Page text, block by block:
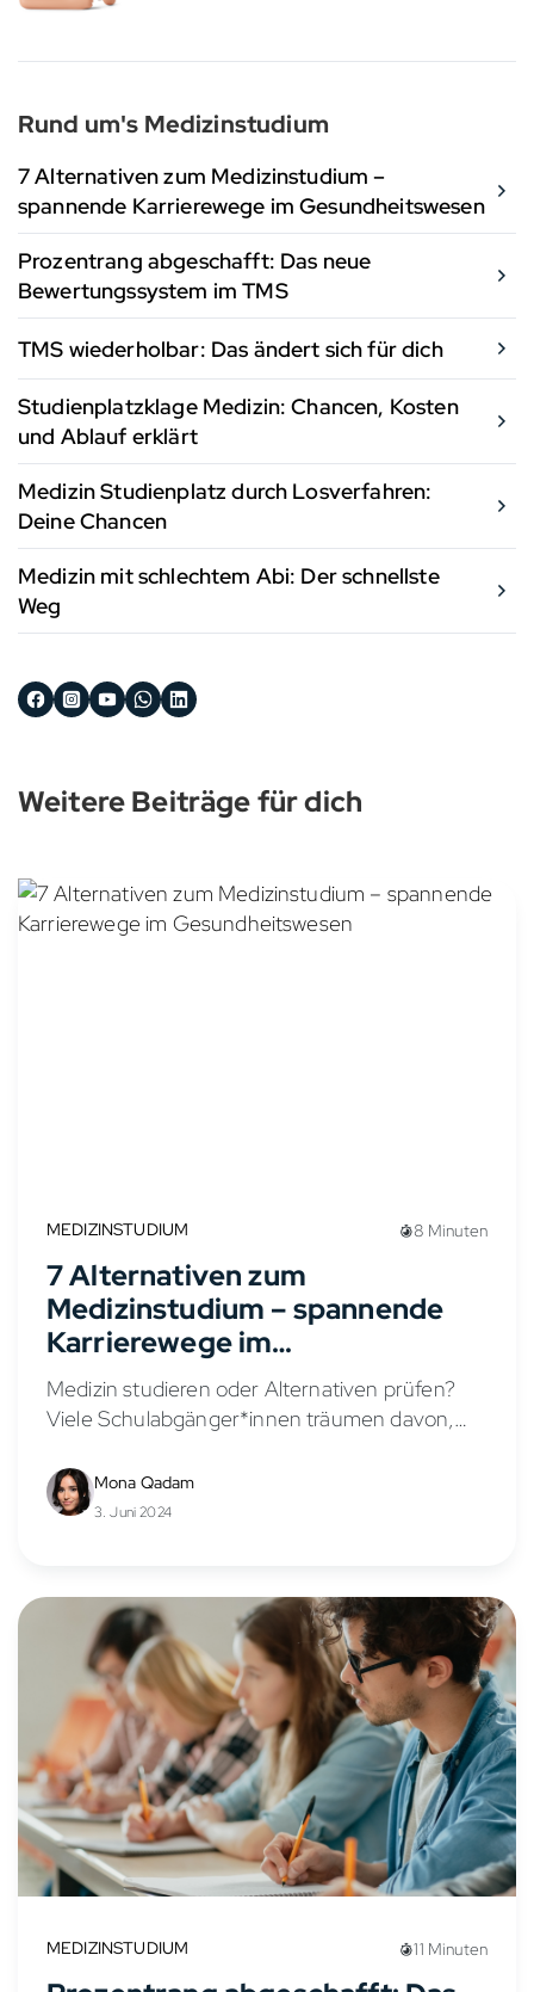
Rund um's Medizinstudium
7 Alternativen zum Medizinstudium –
spannende Karrierewege im Gesundheitswesen
Prozentrang abgeschafft: Das neue
Bewertungssystem im TMS
TMS wiederholbar: Das ändert sich für dich
Studienplatzklage Medizin: Chancen, Kosten
und Ablauf erklärt
Medizin Studienplatz durch Losverfahren:
Deine Chancen
Medizin mit schlechtem Abi: Der schnellste
Weg
Weitere Beiträge für dich
MEDIZINSTUDIUM 8 Minuten
7 Alternativen zum
Medizinstudium – spannende
Karrierewege im
Gesundheitswesen
Medizin studieren oder Alternativen prüfen?
Viele Schulabgänger*innen träumen davon,
kann oder möchte ein langes, anspruchsvolles
und NC-beschränktes Medizinstudium
Mona Qadam
3. Juni 2024
MEDIZINSTUDIUM 11 Minuten